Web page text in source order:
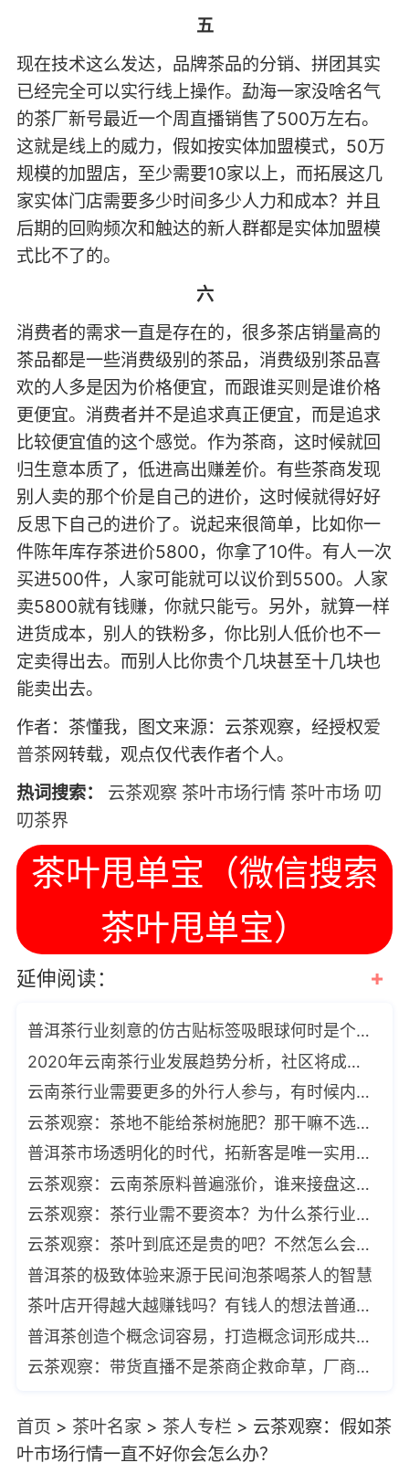
五
现在技术这么发达，品牌茶品的分销、拼团其实
已经完全可以实行线上操作。勐海一家没啥名气
的茶厂新号最近一个周直播销售了500万左右。
这就是线上的威力，假如按实体加盟模式，50万
规模的加盟店，至少需要10家以上，而拓展这几
家实体门店需要多少时间多少人力和成本？并且
后期的回购频次和触达的新人群都是实体加盟模
式比不了的。
六
消费者的需求一直是存在的，很多茶店销量高的
茶品都是一些消费级别的茶品，消费级别茶品喜
欢的人多是因为价格便宜，而跟谁买则是谁价格
更便宜。消费者并不是追求真正便宜，而是追求
比较便宜值的这个感觉。作为茶商，这时候就回
归生意本质了，低进高出赚差价。有些茶商发现
别人卖的那个价是自己的进价，这时候就得好好
反思下自己的进价了。说起来很简单，比如你一
件陈年库存茶进价5800，你拿了10件。有人一次
买进500件，人家可能就可以议价到5500。人家
卖5800就有钱赚，你就只能亏。另外，就算一样
进货成本，别人的铁粉多，你比别人低价也不一
定卖得出去。而别人比你贵个几块甚至十几块也
能卖出去。
作者：茶懂我，图文来源：云茶观察，经授权爱
普茶网转载，观点仅代表作者个人。
热词搜索：
云茶观察 茶叶市场行情 茶叶市场 叨
叨茶界
茶叶甩单宝（微信搜索
茶叶甩单宝）
延伸阅读： +
普洱茶行业刻意的仿古贴标签吸眼球何时是个头啊
2020年云南茶行业发展趋势分析，社区将成为茶叶主要的消费场所
云南茶行业需要更多的外行人参与，有时候内行太极限
云茶观察：茶地不能给茶树施肥？那干嘛不选择森林茶
普洱茶市场透明化的时代，拓新客是唯一实用的招式
云茶观察：云南茶原料普遍涨价，谁来接盘这些茶原料
云茶观察：茶行业需不要资本？为什么茶行业很多人都很排斥资本运作
云茶观察：茶叶到底还是贵的吧？不然怎么会那么多人不喝茶呢
普洱茶的极致体验来源于民间泡茶喝茶人的智慧
茶叶店开得越大越赚钱吗？有钱人的想法普通人理解不了
普洱茶创造个概念词容易，打造概念词形成共识很难
云茶观察：带货直播不是茶商企救命草，厂商控价为哪般
首页 > 茶叶名家> 茶人专栏> 云茶观察：假如茶
叶市场行情一直不好你会怎么办？